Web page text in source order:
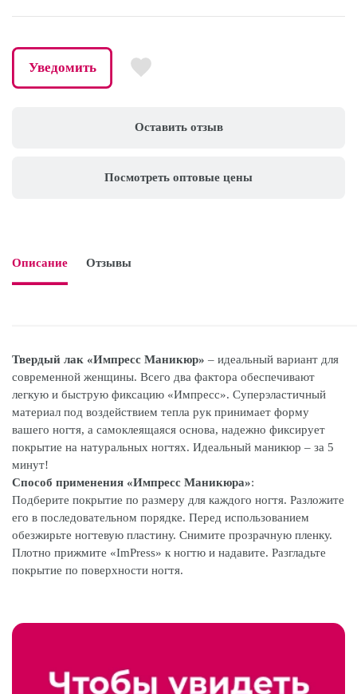
Оставить отзыв
Посмотреть оптовые цены
Уведомить
Описание Отзывы
Твердый лак «Импресс Маникюр» – идеальный вариант для
современной женщины. Всего два фактора обеспечивают
легкую и быструю фиксацию «Импресс». Суперэластичный
материал под воздействием тепла рук принимает форму
вашего ногтя, а самоклеящаяся основа, надежно фиксирует
покрытие на натуральных ногтях. Идеальный маникюр – за 5
минут!
Способ применения «Импресс Маникюра»:
Подберите покрытие по размеру для каждого ногтя. Разложите
его в последовательном порядке. Перед использованием
обезжирьте ногтевую пластину. Снимите прозрачную пленку.
Плотно прижмите «ImPress» к ногтю и надавите. Разгладьте
покрытие по поверхности ногтя.